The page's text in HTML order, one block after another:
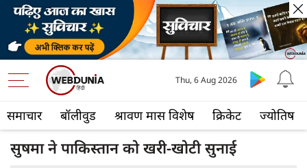
समाचार बॉलीवुड श्रावण मास विशेष क्रिकेट ज्योतिष
Thu, 6 Aug 2026
सुषमा ने पाकिस्तान को खरी-खोटी सुनाई